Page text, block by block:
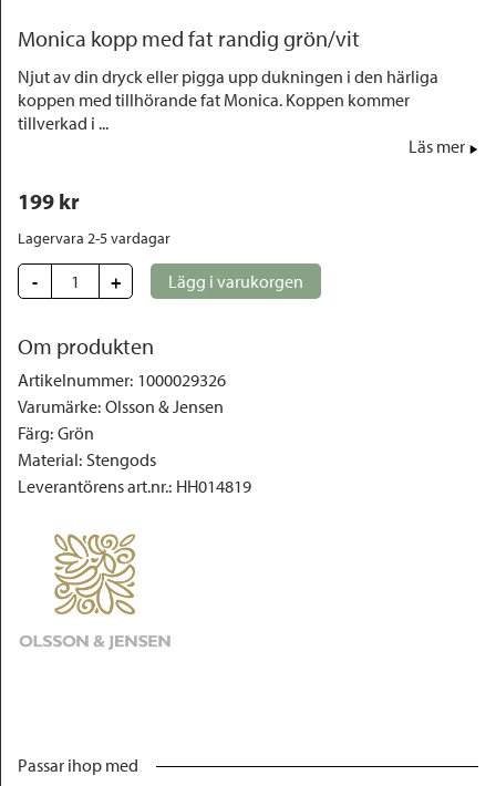
Monica kopp med fat randig grön/vit
Njut av din dryck eller pigga upp dukningen i den härliga
koppen med tillhörande fat Monica. Koppen kommer
tillverkad i ...
Läs mer
199 kr
Lagervara 2-5 vardagar
- + Lägg i varukorgen
Om produkten
Artikelnummer: 1000029326
Varumärke: Olsson & Jensen
Färg: Grön
Material: Stengods
Leverantörens art.nr.: HH014819
Passar ihop med